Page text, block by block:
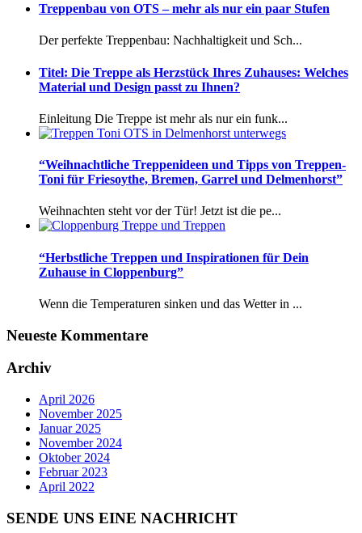
Treppenbau von OTS – mehr als nur ein paar Stufen
Der perfekte Treppenbau: Nachhaltigkeit und Sch...
Titel: Die Treppe als Herzstück Ihres Zuhauses: Welches
Material und Design passt zu Ihnen?
Einleitung Die Treppe ist mehr als nur ein funk...
“Weihnachtliche Treppenideen und Tipps von Treppen-
Toni für Friesoythe, Bremen, Garrel und Delmenhorst”
Weihnachten steht vor der Tür! Jetzt ist die pe...
“Herbstliche Treppen und Inspirationen für Dein
Zuhause in Cloppenburg”
Wenn die Temperaturen sinken und das Wetter in ...
Neueste Kommentare
Archiv
April 2026
November 2025
Januar 2025
November 2024
Oktober 2024
Februar 2023
April 2022
SENDE UNS EINE NACHRICHT